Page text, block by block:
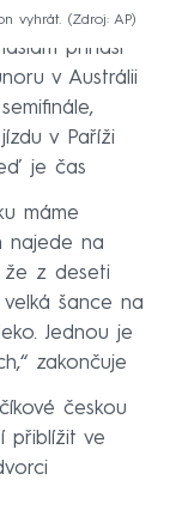
vyhrát. Zdroj: AP
přináší
v Austrálii
v Paříži
je čas
máme
najede na
že z deseti
šance na
Jednou je
zakončuje
českou
přiblížit ve